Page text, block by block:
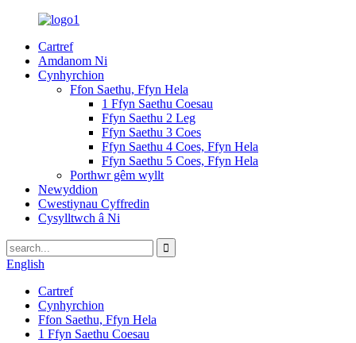
Cartref
Amdanom Ni
Cynhyrchion
Ffon Saethu, Ffyn Hela
1 Ffyn Saethu Coesau
Ffyn Saethu 2 Leg
Ffyn Saethu 3 Coes
Ffyn Saethu 4 Coes, Ffyn Hela
Ffyn Saethu 5 Coes, Ffyn Hela
Porthwr gêm wyllt
Newyddion
Cwestiynau Cyffredin
Cysylltwch â Ni
English
Cartref
Cynhyrchion
Ffon Saethu, Ffyn Hela
1 Ffyn Saethu Coesau